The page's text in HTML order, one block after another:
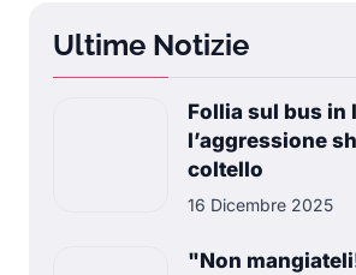
Ultime Notizie
Follia sul bus in
l’aggressione
coltello
16 Dicembre 2025
"Non